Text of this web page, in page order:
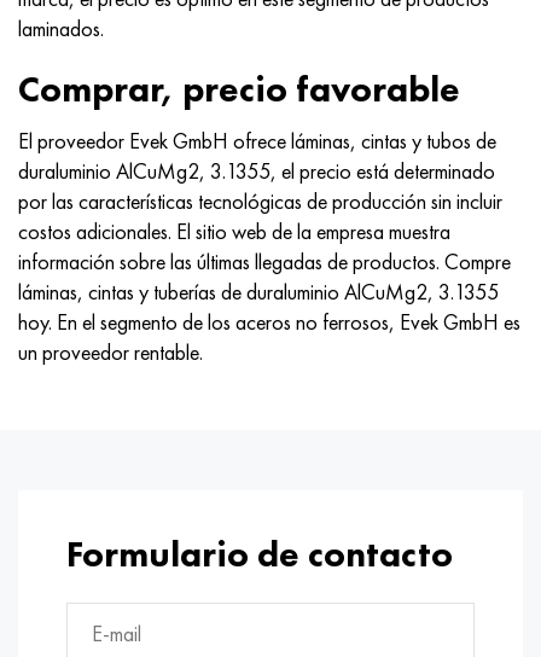
laminados.
Comprar, precio favorable
El proveedor Evek GmbH ofrece láminas, cintas y tubos de
duraluminio AlCuMg2, 3.1355, el precio está determinado
por las características tecnológicas de producción sin incluir
costos adicionales. El sitio web de la empresa muestra
información sobre las últimas llegadas de productos. Compre
láminas, cintas y tuberías de duraluminio AlCuMg2, 3.1355
hoy. En el segmento de los aceros no ferrosos, Evek GmbH es
un proveedor rentable.
Formulario de contacto